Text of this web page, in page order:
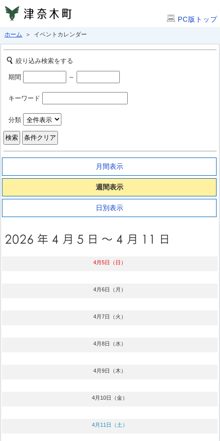
PC版トップ
ホーム ＞ イベントカレンダー
絞り込み検索をする
期間 ～
キーワード
分類
月間表示
週間表示
日別表示
4月5日（日）
4月6日（月）
4月7日（火）
4月8日（水）
4月9日（木）
4月10日（金）
4月11日（土）